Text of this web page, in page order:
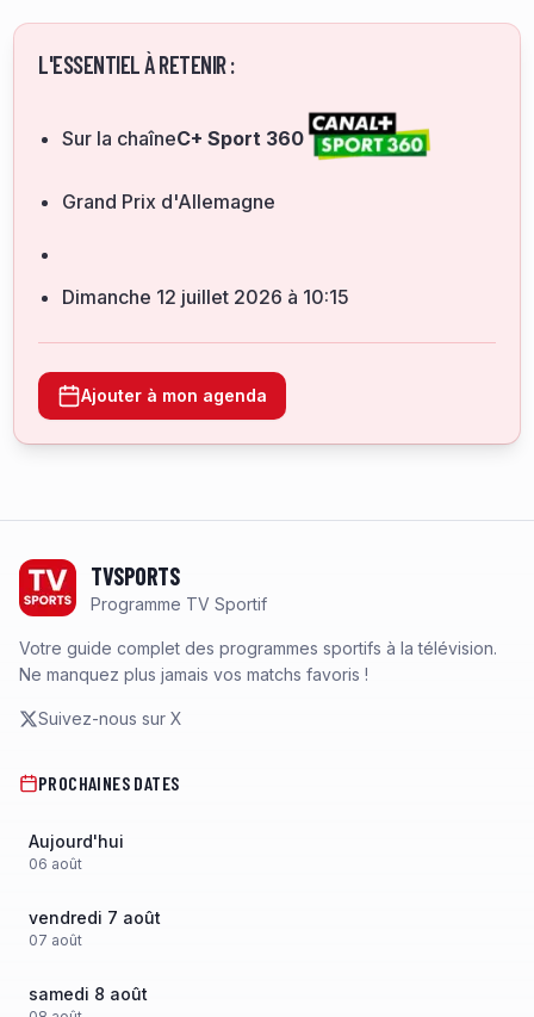
L'ESSENTIEL À RETENIR :
Sur la chaîneC+ Sport 360
Grand Prix d'Allemagne
dimanche 12 juillet 2026 à 10:15
Ajouter à mon agenda
TVSPORTS
Programme TV Sportif
Votre guide complet des programmes sportifs à la télévision.
Ne manquez plus jamais vos matchs favoris !
Suivez-nous sur X
PROCHAINES DATES
Aujourd'hui
06 août
vendredi 7 août
07 août
samedi 8 août